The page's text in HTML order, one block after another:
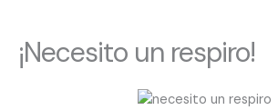
¡Necesito un respiro!